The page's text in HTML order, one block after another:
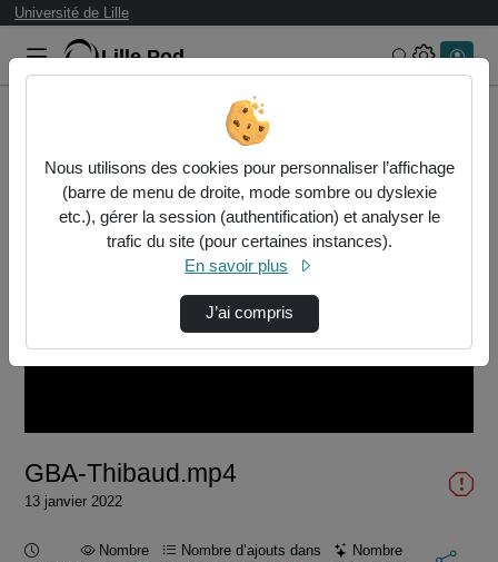
Université de Lille
Lille.Pod Rechercher
GBA-Thibaud.mp4
Lire
vidéo
GBA-Thibaud.mp4
13 janvier 2022
Durée : Nombre
Nombre d’ajouts dans
Nombre
Nous utilisons des cookies pour personnaliser l’affichage
(barre de menu de droite, mode sombre ou dyslexie
etc.), gérer la session (authentification) et analyser le
trafic du site (pour certaines instances).
En savoir plus
J’ai compris